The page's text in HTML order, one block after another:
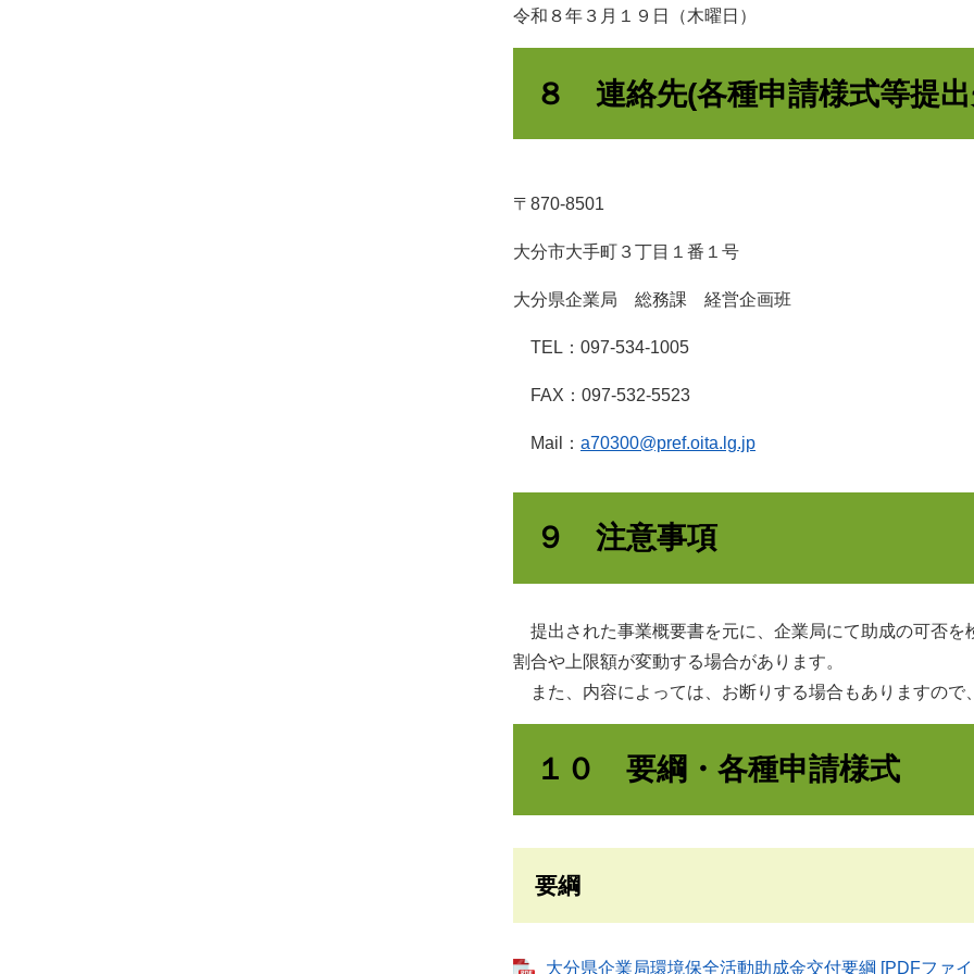
令和８年３月１９日（木曜日）
８ 連絡先(各種申請様式等提
〒870-8501
大分市大手町３丁目１番１号
大分県企業局 総務課 経営企画班
TEL：097-534-1005
FAX：097-532-5523
Mail： a70300@pref.oita.lg.jp
９ 注意事項
提出された事業概要書を元に、企業局にて助成の可否を
割合や上限額が変動する場合があります。
また、内容によっては、お断りする場合もありますので
１０ 要綱・各種申請様式
要綱
大分県企業局環境保全活動助成金交付要綱 [PDFファ